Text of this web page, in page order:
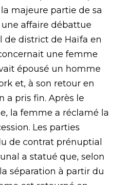
majeure partie de sa
affaire débattue
de district de Haïfa en
une femme
épousé un homme
et, à son retour en
a pris fin. Après le
la femme a réclamé la
Les parties
de contrat prénuptial
a statué que, selon
séparation à partir du